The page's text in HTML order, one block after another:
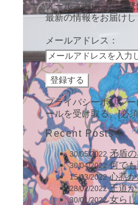
メールマガジンにご
最新の情報をお届けし
メールアドレス：
プライバシーポリシ
ールを受け取る。[必
Recent Posts
30/05/2022 矛盾
30/04/2022 何で
15/03/2022 心惹
28/02/2022 王道
30/01/2022 女ら